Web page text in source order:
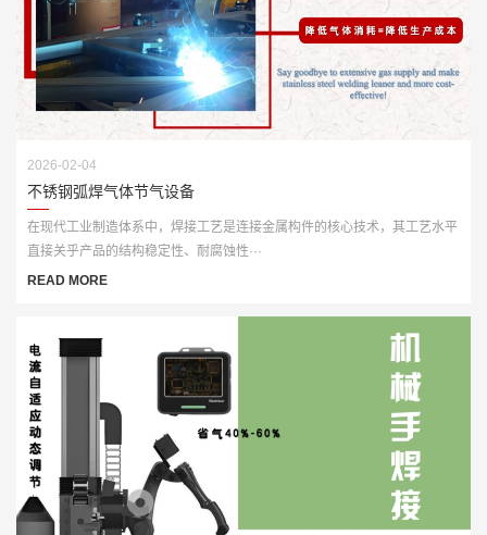
2026-02-04
不锈钢弧焊气体节气设备
在现代工业制造体系中，焊接工艺是连接金属构件的核心技术，其工艺水平
直接关乎产品的结构稳定性、耐腐蚀性···
READ MORE